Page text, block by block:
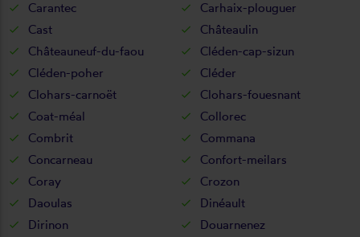
Carantec
Carhaix-plouguer
Cast
Châteaulin
Châteauneuf-du-faou
Cléden-cap-sizun
Cléden-poher
Cléder
Clohars-carnoët
Clohars-fouesnant
Coat-méal
Collorec
Combrit
Commana
Concarneau
Confort-meilars
Coray
Crozon
Daoulas
Dinéault
Dirinon
Douarnenez